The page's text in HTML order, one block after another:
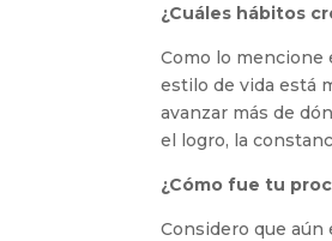
¿Cuáles hábitos
Como lo mencione
estilo de vida está
avanzar más de
el logro, la
¿Cómo fue tu
Considero que aún